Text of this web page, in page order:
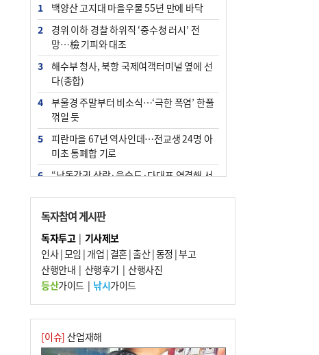
1
백양산 고지대 마을우물 55년 만에 바닥
2
경위 이하 경찰 하위직 ‘중수청 러시’ 전
망…檢 기피와 대조
3
해수부 청사, 북항 국제여객터미널 옆에 선
다(종합)
4
부울경 주말부터 비소식…‘극한 폭염’ 한풀
꺾일 듯
5
피란마을 67년 역사인데…전교생 24명 아
미초 통폐합 기로
6
“낙동강권 삼락·을숙도·다대포 연결해 서
7
오늘의 날씨- 2026년 8월 7일
8
외국인 선원 ‘인신매매 경유지’ 된 부산…
우려가 현실로
9
[사설] 해수부 신청사 북항으로 확정, 해양
수도 도약의 전환점
10 르노 못 타는 부산시장…관용차 규정에 막
힌 지역기업 응원
독자참여 게시판
독자투고| 기사제보
인사|모임 | 개업 | 결혼|출산|동정 |부고
산행안내 | 산행후기 | 산행사진
등산가이드| 낚시가이드
[이슈] 산업재해